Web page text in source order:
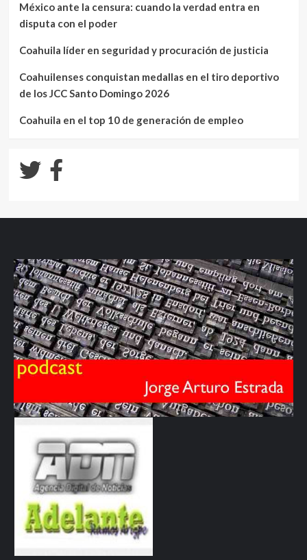
México ante la censura: cuando la verdad entra en
disputa con el poder
Coahuila líder en seguridad y procuración de justicia
Coahuilenses conquistan medallas en el tiro deportivo
de los JCC Santo Domingo 2026
Coahuila en el top 10 de generación de empleo